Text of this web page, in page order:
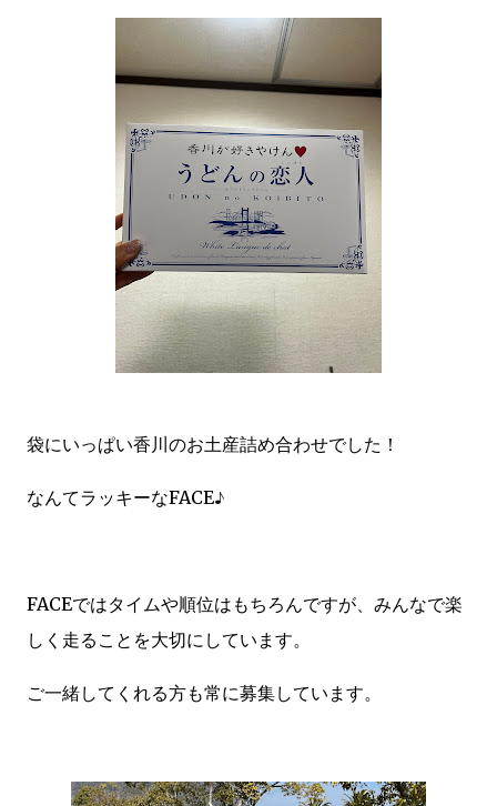
袋にいっぱい香川のお土産詰め合わせでした！
なんてラッキーなFACE♪
FACEではタイムや順位はもちろんですが、みんなで楽
しく走ることを大切にしています。
ご一緒してくれる方も常に募集しています。